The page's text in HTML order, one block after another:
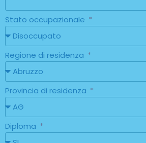
Stato occupazionale
Regione di residenza
Provincia di residenza
Diploma